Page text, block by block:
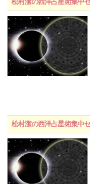
松村潔の西洋占星術集中
松村潔の西洋占星術集中